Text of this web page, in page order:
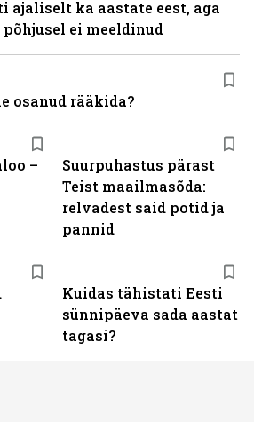
–
Suurpuhastus pärast
Teist maailmasõda:
relvadest said potid ja
pannid
Kuidas tähistati Eesti
sünnipäeva sada aastat
tagasi?
ka aastate eest, aga
põhjusel ei meeldinud
osanud rääkida?